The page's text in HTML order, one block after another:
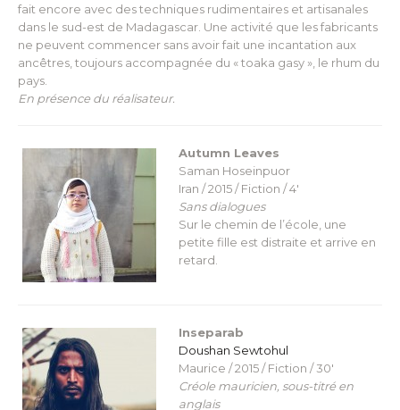
fait encore avec des techniques rudimentaires et artisanales
dans le sud-est de Madagascar. Une activité que les fabricants
ne peuvent commencer sans avoir fait une incantation aux
ancêtres, toujours accompagnée du « toaka gasy », le rhum du
pays.
En présence du réalisateur.
Autumn Leaves
Saman Hoseinpuor
Iran / 2015 / Fiction / 4′
Sans dialogues
Sur le chemin de l’école, une
petite fille est distraite et arrive en
retard.
Inseparab
Doushan Sewtohul
Maurice / 2015 / Fiction / 30′
Créole mauricien, sous-titré en
anglais